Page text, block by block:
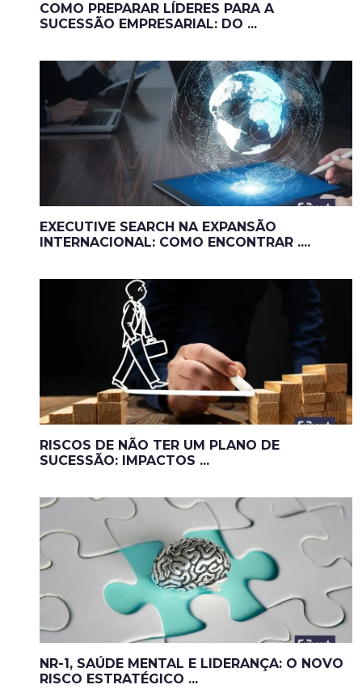
COMO PREPARAR LÍDERES PARA A
SUCESSÃO EMPRESARIAL: DO ...
EXECUTIVE SEARCH NA EXPANSÃO
INTERNACIONAL: COMO ENCONTRAR ....
RISCOS DE NÃO TER UM PLANO DE
SUCESSÃO: IMPACTOS ...
NR-1, SAÚDE MENTAL E LIDERANÇA: O NOVO
RISCO ESTRATÉGICO ...